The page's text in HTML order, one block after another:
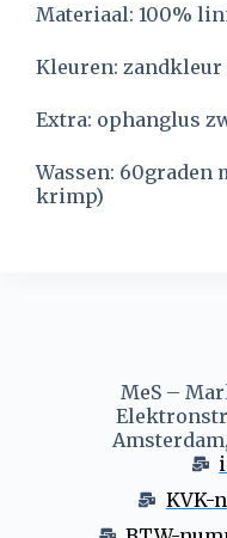
Materiaal: 100%
Kleuren:
Extra: ophanglus
Wassen: 60graden
krimp)
MeS –
KVK-